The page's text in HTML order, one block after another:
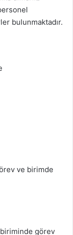
bulunmaktadır.
ve birimde
görev